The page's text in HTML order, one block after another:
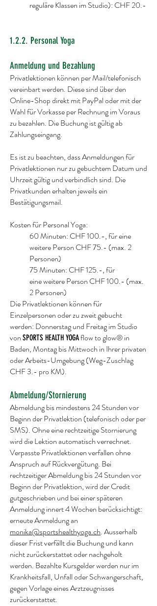
reguläre Klassen im Studio): CHF 20.-
1.2.2. Personal Yoga
Anmeldung und Bezahlung
Privatlektionen können per Mail/telefonisch
vereinbart werden. Diese sind über den
Online-Shop direkt mit PayPal oder mit der
Wahl für Vorkasse per Rechnung im Voraus
zu bezahlen. Die Buchung ist gültig ab
Zahlungseingang.
Es ist zu beachten, dass Anmeldungen für
Privatlektionen nur zu gebuchtem Datum und
Uhrzeit gültig und verbindlich sind. Die
Privatkunden erhalten jeweils ein
Bestätigungsmail.
Kosten für Personal Yoga:
60 Minuten: CHF 100.-, für eine
weitere Person CHF 75.- (max. 2
Personen)
75 Minuten: CHF 125.-, für
eineweitere Person CHF 100.- (max.
2 Personen)
Die Privatlektionen können für
Einzelpersonen oder zu zweit gebucht
werden: Donnerstag und Freitag im Studio
von SPORTS HEALTH YOGAflow to glow® in
Baden, Montag bis Mittwoch in Ihrer privaten
oder Arbeits-Umgebung (Weg-Zuschlag
CHF 3.- pro KM).
Abmeldung/Stornierung
Abmeldung bis mindestens 24 Stunden vor
Beginn der Privatlektion (telefonisch oder per
SMS). Ohne eine rechtzeitige Stornierung
wird die Lektion automatisch verrechnet.
Verpasste Privatlektionen verfallen ohne
Anspruch auf Rückvergütung. Bei
rechtzeitiger Abmeldung bis 24 Stunden vor
Beginn der Privatlektion, wird der Credit
gutgeschrieben und bei einer späteren
Anmeldung innert 4 Wochen berücksichtigt:
erneute Anmeldung an
monika@sportshealthyoga.ch. Ausserhalb
dieser Frist verfällt die Buchung und kann
nicht zurückerstattet oder nachgeholt
werden. Bezahlte Kursgelder werden nur im
Krankheitsfall, Unfall oder Schwangerschaft,
gegen Vorlage eines Arztzeugnisses
zurückerstattet.